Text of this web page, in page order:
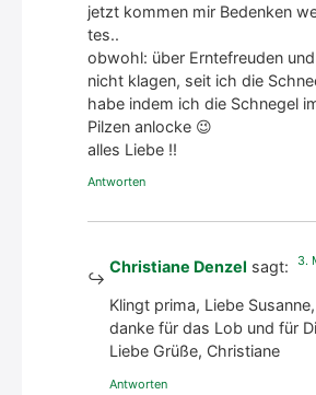
jetzt kom­men mir Beden­ken
tes..
obwohl: über Ern­te­freu­den
nicht kla­gen, seit ich die
habe indem ich die Schne­gel
Pil­zen anlo­cke 😉
alles Lie­be !!
Antworten
Christiane Denzel sagt: 3.
Klingt pri­ma, Lie­be
dan­ke für das Lob und für
Lie­be Grü­ße, Chris­tia­ne
Antworten